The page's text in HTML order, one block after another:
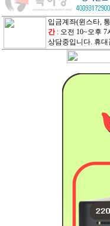
입금계좌(윈스타,
간 : 오전 10~오후
상담중입니다. 휴